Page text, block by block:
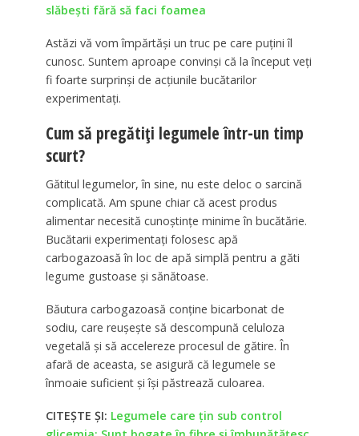
slăbești fără să faci foamea
Astăzi vă vom împărtăși un truc pe care puțini îl
cunosc. Suntem aproape convinși că la început veți
fi foarte surprinși de acțiunile bucătarilor
experimentați.
Cum să pregătiți legumele într-un timp
scurt?
Gătitul legumelor, în sine, nu este deloc o sarcină
complicată. Am spune chiar că acest produs
alimentar necesită cunoștințe minime în bucătărie.
Bucătarii experimentați folosesc apă
carbogazoasă în loc de apă simplă pentru a găti
legume gustoase și sănătoase.
Băutura carbogazoasă conține bicarbonat de
sodiu, care reușește să descompună celuloza
vegetală și să accelereze procesul de gătire. În
afară de aceasta, se asigură că legumele se
înmoaie suficient și își păstrează culoarea.
CITEȘTE ȘI: Legumele care țin sub control